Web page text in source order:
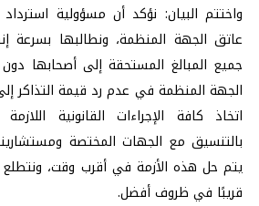
واختتم البيان: نؤكد أن مسؤولية
عاتق الجهة المنظمة، ونطالبها بسرعة
جميع المبالغ المستحقة إلى أصحابها دون
الجهة المنظمة في عدم رد قيمة التذاكر
اتخاذ كافة الإجراءات القانونية
بالتنسيق مع الجهات المختصة
يتم حل هذه الأزمة في أقرب وقت،
قريبًا في ظروف أفضل.